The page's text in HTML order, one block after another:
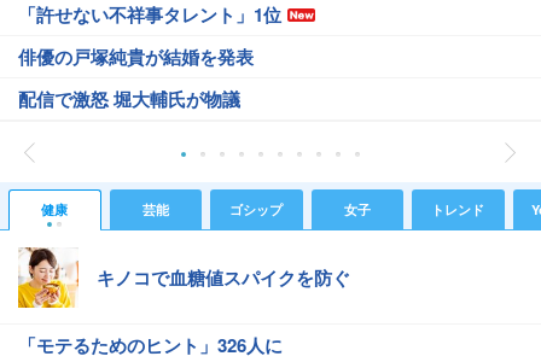
「許せない不祥事タレント」1位
俳優の戸塚純貴が結婚を発表
配信で激怒 堀大輔氏が物議
健康 芸能 ゴシップ 女子 トレンド
キノコで血糖値スパイクを防ぐ
「モテるためのヒント」326人に